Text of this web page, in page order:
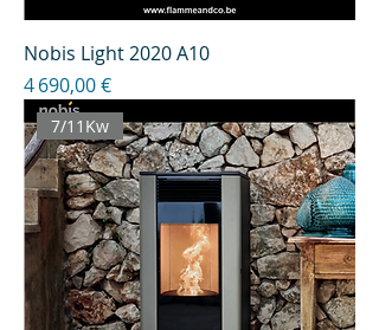
Nobis Light 2020 A10
Prix
4 690,00 €
7/11Kw